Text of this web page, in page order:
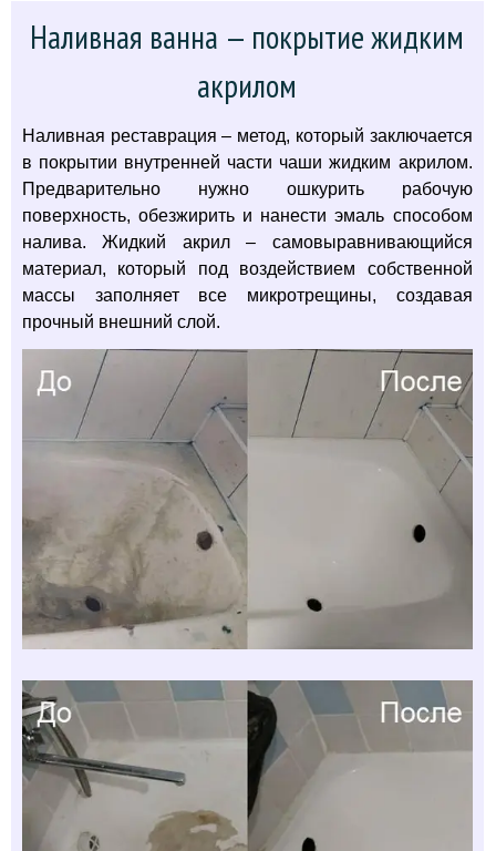
Наливная ванна — покрытие жидким
акрилом
Наливная реставрация – метод, который заключается
в покрытии внутренней части чаши жидким акрилом.
Предварительно нужно ошкурить рабочую
поверхность, обезжирить и нанести эмаль способом
налива. Жидкий акрил – самовыравнивающийся
материал, который под воздействием собственной
массы заполняет все микротрещины, создавая
прочный внешний слой.